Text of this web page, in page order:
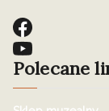
Polecane